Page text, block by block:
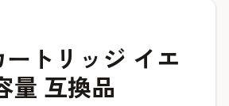
ートリッジ イエ
量 互換品